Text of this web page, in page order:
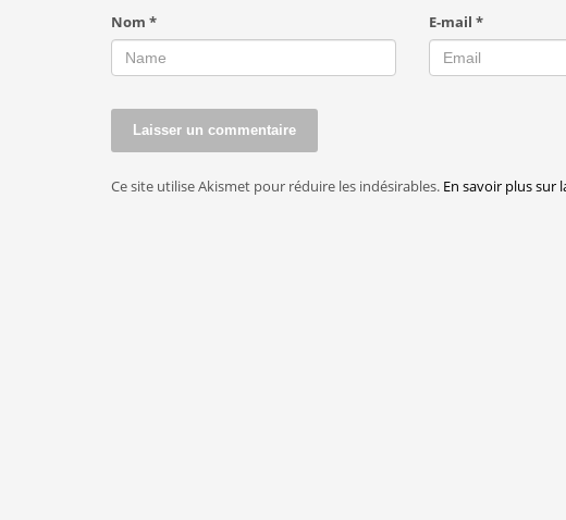
Nom * E-mail*
Ce site utilise Akismet pour réduire les indésirables. En savoir plus sur